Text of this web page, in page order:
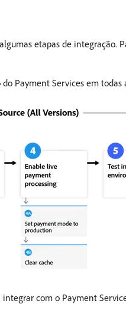
etapas de
Payment Services em todas
com o Payment